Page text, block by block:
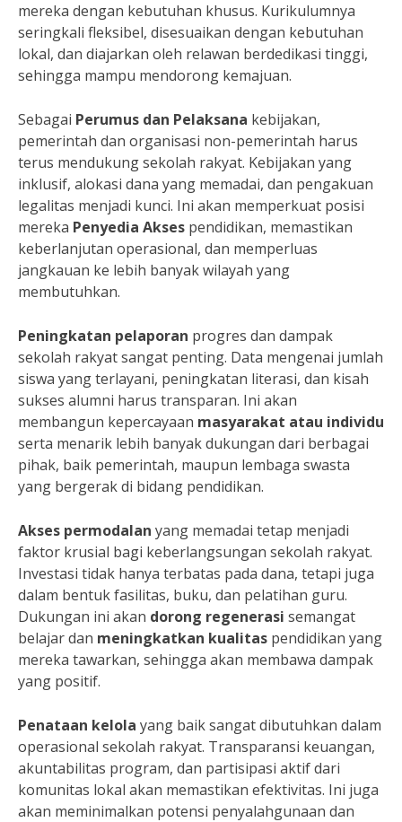
mereka dengan kebutuhan khusus. Kurikulumnya
seringkali fleksibel, disesuaikan dengan kebutuhan
lokal, dan diajarkan oleh relawan berdedikasi tinggi,
sehingga mampu mendorong kemajuan.
Sebagai Perumus dan Pelaksana kebijakan,
pemerintah dan organisasi non-pemerintah harus
terus mendukung sekolah rakyat. Kebijakan yang
inklusif, alokasi dana yang memadai, dan pengakuan
legalitas menjadi kunci. Ini akan memperkuat posisi
mereka Penyedia Akses pendidikan, memastikan
keberlanjutan operasional, dan memperluas
jangkauan ke lebih banyak wilayah yang
membutuhkan.
Peningkatan pelaporan progres dan dampak
sekolah rakyat sangat penting. Data mengenai jumlah
siswa yang terlayani, peningkatan literasi, dan kisah
sukses alumni harus transparan. Ini akan
membangun kepercayaan masyarakat atau individu
serta menarik lebih banyak dukungan dari berbagai
pihak, baik pemerintah, maupun lembaga swasta
yang bergerak di bidang pendidikan.
Akses permodalan yang memadai tetap menjadi
faktor krusial bagi keberlangsungan sekolah rakyat.
Investasi tidak hanya terbatas pada dana, tetapi juga
dalam bentuk fasilitas, buku, dan pelatihan guru.
Dukungan ini akan dorong regenerasi semangat
belajar dan meningkatkan kualitas pendidikan yang
mereka tawarkan, sehingga akan membawa dampak
yang positif.
Penataan kelola yang baik sangat dibutuhkan dalam
operasional sekolah rakyat. Transparansi keuangan,
akuntabilitas program, dan partisipasi aktif dari
komunitas lokal akan memastikan efektivitas. Ini juga
akan meminimalkan potensi penyalahgunaan dan